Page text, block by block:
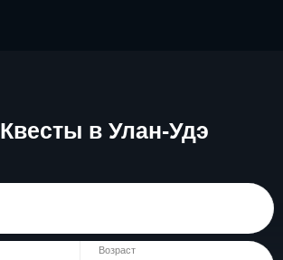
Квесты в Улан-Удэ
Возраст